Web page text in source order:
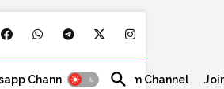
Channel Telegram Channel